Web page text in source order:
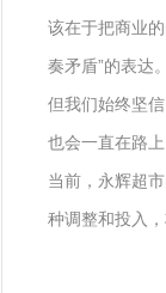
该在于把商业
奏矛盾”的表达。
但我们始终坚
也会一直在路上
当前，永辉超
种调整和投入